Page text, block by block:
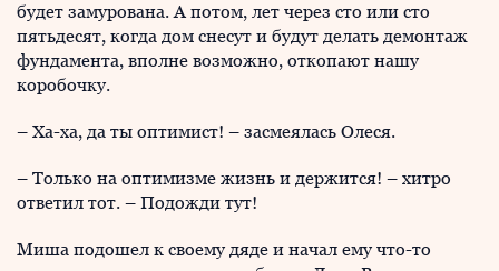
будет замурована. А потом, лет через сто или сто
пятьдесят, когда дом снесут и будут делать демонтаж
фундамента, вполне возможно, откопают нашу
коробочку.
– Ха-ха, да ты оптимист! – засмеялась Олеся.
– Только на оптимизме жизнь и держится! – хитро
ответил тот. – Подожди тут!
Миша подошел к своему дяде и начал ему что-то